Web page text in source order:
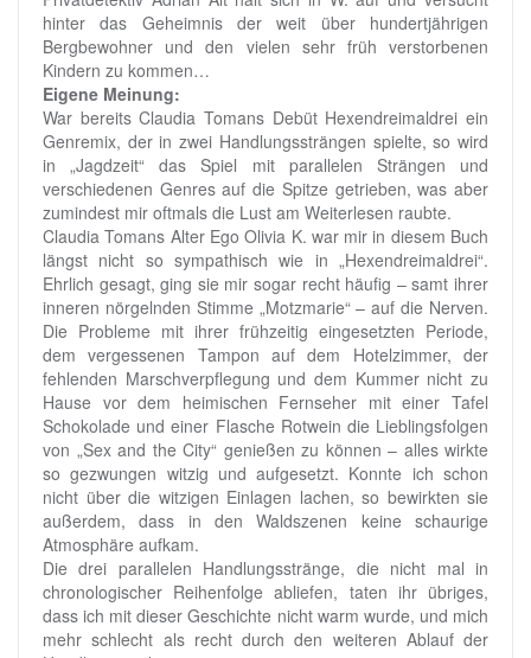
hinter das Geheimnis der weit über hundertjährigen
Bergbewohner und den vielen sehr früh verstorbenen
Kindern zu kommen…
Eigene Meinung:
War bereits Claudia Tomans Debüt Hexendreimaldrei ein
Genremix, der in zwei Handlungssträngen spielte, so wird
in „Jagdzeit“ das Spiel mit parallelen Strängen und
verschiedenen Genres auf die Spitze getrieben, was aber
zumindest mir oftmals die Lust am Weiterlesen raubte.
Claudia Tomans Alter Ego Olivia K. war mir in diesem Buch
längst nicht so sympathisch wie in „Hexendreimaldrei“.
Ehrlich gesagt, ging sie mir sogar recht häufig – samt ihrer
inneren nörgelnden Stimme „Motzmarie“ – auf die Nerven.
Die Probleme mit ihrer frühzeitig eingesetzten Periode,
dem vergessenen Tampon auf dem Hotelzimmer, der
fehlenden Marschverpflegung und dem Kummer nicht zu
Hause vor dem heimischen Fernseher mit einer Tafel
Schokolade und einer Flasche Rotwein die Lieblingsfolgen
von „Sex and the City“ genießen zu können – alles wirkte
so gezwungen witzig und aufgesetzt. Konnte ich schon
nicht über die witzigen Einlagen lachen, so bewirkten sie
außerdem, dass in den Waldszenen keine schaurige
Atmosphäre aufkam.
Die drei parallelen Handlungsstränge, die nicht mal in
chronologischer Reihenfolge abliefen, taten ihr übriges,
dass ich mit dieser Geschichte nicht warm wurde, und mich
mehr schlecht als recht durch den weiteren Ablauf der